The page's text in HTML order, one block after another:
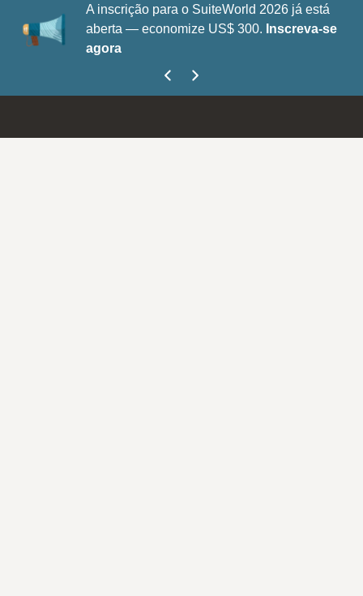
A inscrição para o SuiteWorld 2026 já está
aberta — economize US$ 300. Inscreva-se
agora